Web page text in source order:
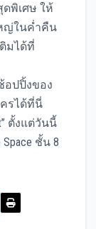
พิเศษ ให้
ญ่ในค่ำคืน
มได้ที่
ปปิ้งของ
รได้ที่นี่
ตั้งแต่วันนี้
Space ชั้น 8